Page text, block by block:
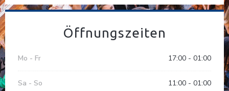
Öffnungszeiten
Mo - Fr 17:00 - 01:00
Sa - So 11:00 - 01:00